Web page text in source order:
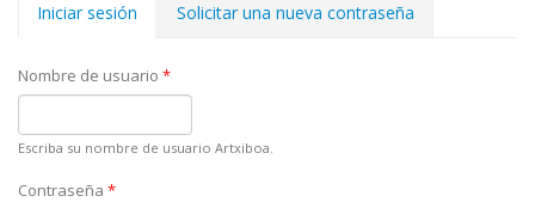
Solapas principales
Iniciar sesión (solapaSolicitar una nueva contraseña
Nombre de usuario *
Escriba su nombre de usuario Artxiboa.
Contraseña *